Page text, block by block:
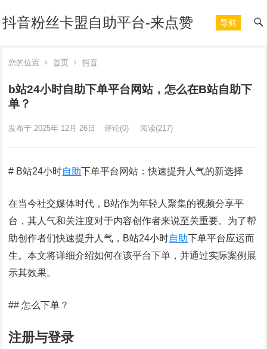
抖音粉丝卡盟自助平台-来点赞 导航
您的位置 首页 抖音
b站24小时自助下单平台网站，怎么在B站自助下
单？
发布于 2025年 12月 26日 评论(0) 阅读(217)
# B站24小时自助下单平台网站：快速提升人气的新选择
在当今社交媒体时代，B站作为年轻人聚集的视频分享平
台，其人气和关注度对于内容创作者来说至关重要。为了帮
助创作者们快速提升人气，B站24小时自助下单平台应运而
生。本文将详细介绍如何在该平台下单，并通过实际案例展
示其效果。
## 怎么下单？
注册与登录